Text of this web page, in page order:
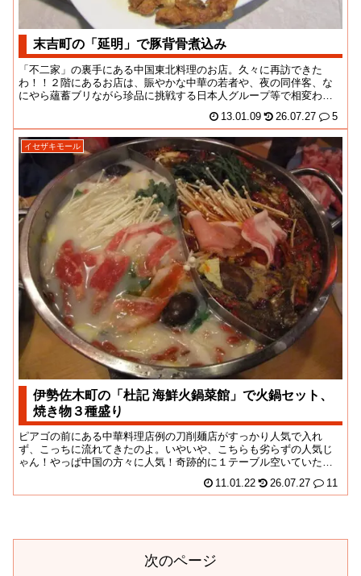
末吉町の「延明」で豚背骨煮込み
「不二家」の裏手にある中国東北料理のお店。久々に再訪できた
わ！！２階にあるお店は、賑やかな中華の若者や、夜の同伴客、な
にやら蘊蓄ブリながら珍品に挑戦する日本人グループ等で相変わら
13.01.09 26.07.27 5
イセザキモール
伊勢佐木町の「杜記 海鮮火鍋菜館」で火鍋セット、
焼き物３種盛り
ピアゴの前にある中華料理店例の刀削麺店がすっかり人気で入れ
ず、こっちに流れてきたのよ。いやいや、こちらも劣らずの人気じ
ゃん！やっぱ中国の方々に人気！奇跡的に１テーブル空いていたの
11.01.22 26.07.27 11
次のページ